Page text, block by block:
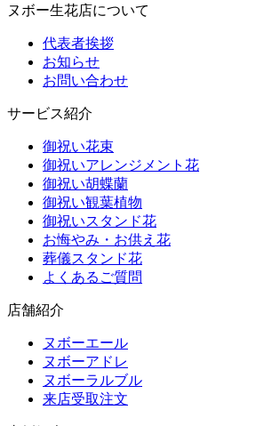
ヌボー生花店について
代表者挨拶
お知らせ
お問い合わせ
サービス紹介
御祝い花束
御祝いアレンジメント花
御祝い胡蝶蘭
御祝い観葉植物
御祝いスタンド花
お悔やみ・お供え花
葬儀スタンド花
よくあるご質問
店舗紹介
ヌボーエール
ヌボーアドレ
ヌボーラルブル
来店受取注文